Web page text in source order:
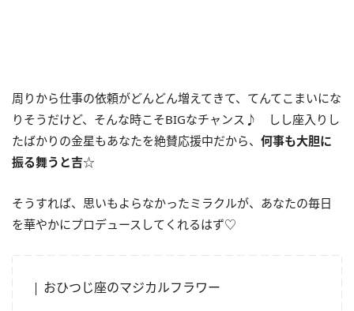
周りから仕事の依頼がどんどん増えてきて、てんてこまいにな
りそうだけど、そんな時こそBIGなチャンス♪ しし座入りし
たばかりの金星もあなたを絶賛応援中だから、 何事も大胆に
振る舞うと吉☆
そうすれば、思いもよらなかったミラクルが、あなたの毎日
を華やかにプロデュースしてくれるはず♡
おひつじ座のマジカルフラワー